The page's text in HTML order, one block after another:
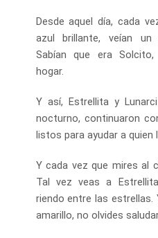
Desde aquel día, cada
azul brillante, veían un
Sabían que era
hogar.
Y así, Estrellita y
nocturno, continuaron
listos para ayudar a quien
Y cada vez que mires al
Tal vez veas a
riendo entre las estrellas.
amarillo, no olvides